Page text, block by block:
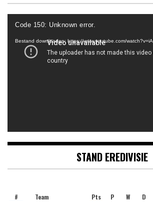
Videospeler
Code 150: Unknown error.
Bestand downloaden: https://www.youtube.com/
STAND EREDIVISIE
#
Team Pts P W D